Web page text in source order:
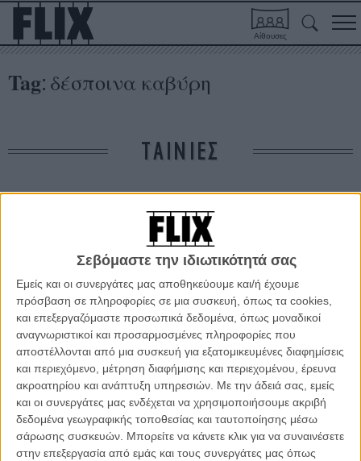
Σεβόμαστε την ιδιωτικότητά σας
Εμείς και οι συνεργάτες μας αποθηκεύουμε και/ή έχουμε
πρόσβαση σε πληροφορίες σε μια συσκευή, όπως τα cookies,
και επεξεργαζόμαστε προσωπικά δεδομένα, όπως μοναδικοί
αναγνωριστικοί και προσαρμοσμένες πληροφορίες που
αποστέλλονται από μια συσκευή για εξατομικευμένες διαφημίσεις
και περιεχόμενο, μέτρηση διαφήμισης και περιεχομένου, έρευνα
ακροατηρίου και ανάπτυξη υπηρεσιών. Με την άδειά σας, εμείς
και οι συνεργάτες μας ενδέχεται να χρησιμοποιήσουμε ακριβή
δεδομένα γεωγραφικής τοποθεσίας και ταυτοποίησης μέσω
σάρωσης συσκευών. Μπορείτε να κάνετε κλικ για να συναινέσετε
στην επεξεργασία από εμάς και τους συνεργάτες μας όπως
Αίθουσες
Tag: δέσποινα καβύρη
ΤΑΙΝΙΕΣ
Δε βρέθηκαν σχετικές κριτικές ταινιών.
ΑΡΘΡΑ
Φεστιβάλ Δράμας 2012: «Nobody's Perfetc» των
Δέσποινας Καβύρη και Γιώργου Μαντζουρανίδη
ΘΕΜΑΤΑ /01 ΣΕΠ 2012 / Γιώργος Κρασσακόπουλος